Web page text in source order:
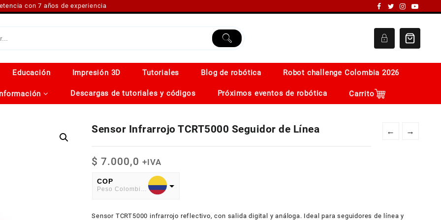
con 7 años de experiencia
Educación Impresión 3D Tutoriales Blog de robótica Robot challenge Colombia 2026
Descargas de tutoriales y códigos Próximos eventos de robótica Carrito
← →
Sensor Infrarrojo TCRT5000 Seguidor de Línea
$ 7.000,0 +IVA
COP
Peso Colombiano
American Dollar
Sensor TCRT5000 infrarrojo reflectivo, con salida digital y análoga. Ideal para seguidores de línea y